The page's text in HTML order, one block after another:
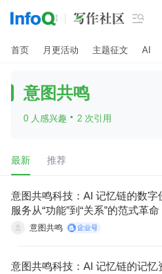

首页 月更活动 主题征文 AI
意图共鸣
0 人感兴趣 · 2 次引用
最新 推荐
意图共鸣科技：AI 记忆链的数
服务从“功能”到“关系”的范式革命
意图共鸣
意图共鸣科技：AI 记忆链的记